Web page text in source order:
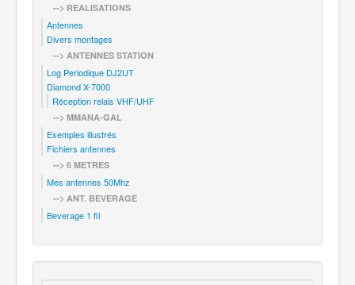
--> REALISATIONS
Antennes
Divers montages
--> ANTENNES STATION
Log Periodique DJ2UT
Diamond X-7000
Réception relais VHF/UHF
--> MMANA-GAL
Exemples illustrés
Fichiers antennes
--> 6 METRES
Mes antennes 50Mhz
--> ANT. BEVERAGE
Beverage 1 fil